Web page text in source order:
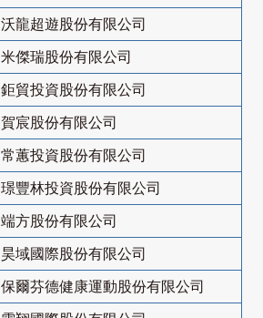
沃龍超遊股份有限公司
米傑瑞股份有限公司
鉅貿投資股份有限公司
賀宸股份有限公司
常蕙投資股份有限公司
璟豐林投資股份有限公司
端方股份有限公司
昊域國際股份有限公司
保爾芬德健康運動股份有限公司